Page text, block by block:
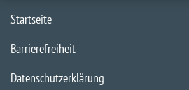
Startseite
Barrierefreiheit
Datenschutzerklärung